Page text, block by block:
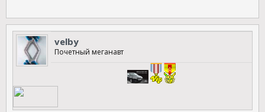
velby
Почетный меганавт